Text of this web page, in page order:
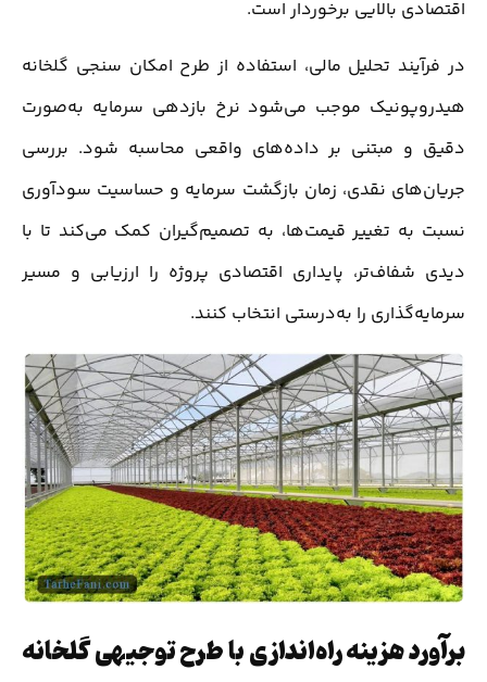
اقتصادی بالایی برخوردار است.
در فرآیند تحلیل مالی، استفاده از طرح امکان سنجی گلخانه
هیدروپونیک موجب می‌شود نرخ بازدهی سرمایه به‌صورت
دقیق و مبتنی بر داده‌های واقعی محاسبه شود. بررسی
جریان‌های نقدی، زمان بازگشت سرمایه و حساسیت سودآوری
نسبت به تغییر قیمت‌ها، به تصمیم‌گیران کمک می‌کند تا با
دیدی شفاف‌تر، پایداری اقتصادی پروژه را ارزیابی و مسیر
سرمایه‌گذاری را به‌درستی انتخاب کنند.
برآورد هزینه راه‌اندازی با طرح توجیهی گلخانه